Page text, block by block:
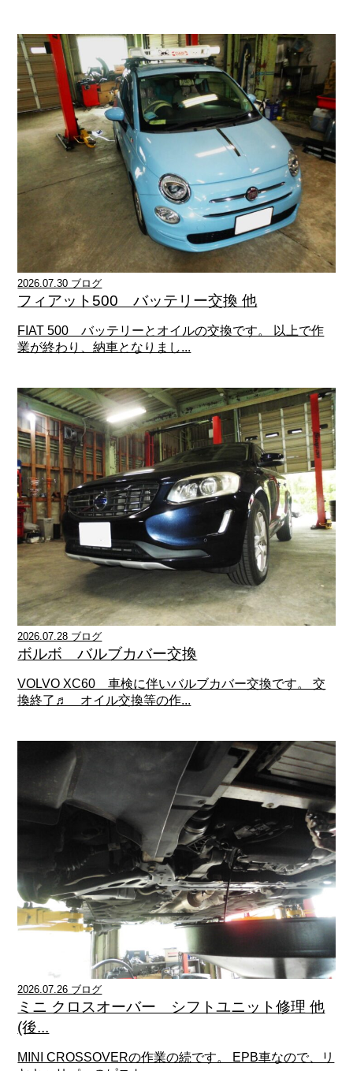
2026.07.30 ブログ
フィアット500 バッテリー交換 他
FIAT 500 バッテリーとオイルの交換です。 以上で作
業が終わり、納車となりまし...
2026.07.28 ブログ
ボルボ バルブカバー交換
VOLVO XC60 車検に伴いバルブカバー交換です。 交
換終了♬ オイル交換等の作...
2026.07.26 ブログ
ミニ クロスオーバー シフトユニット修理 他
(後...
MINI CROSSOVERの作業の続です。 EPB車なので、リ